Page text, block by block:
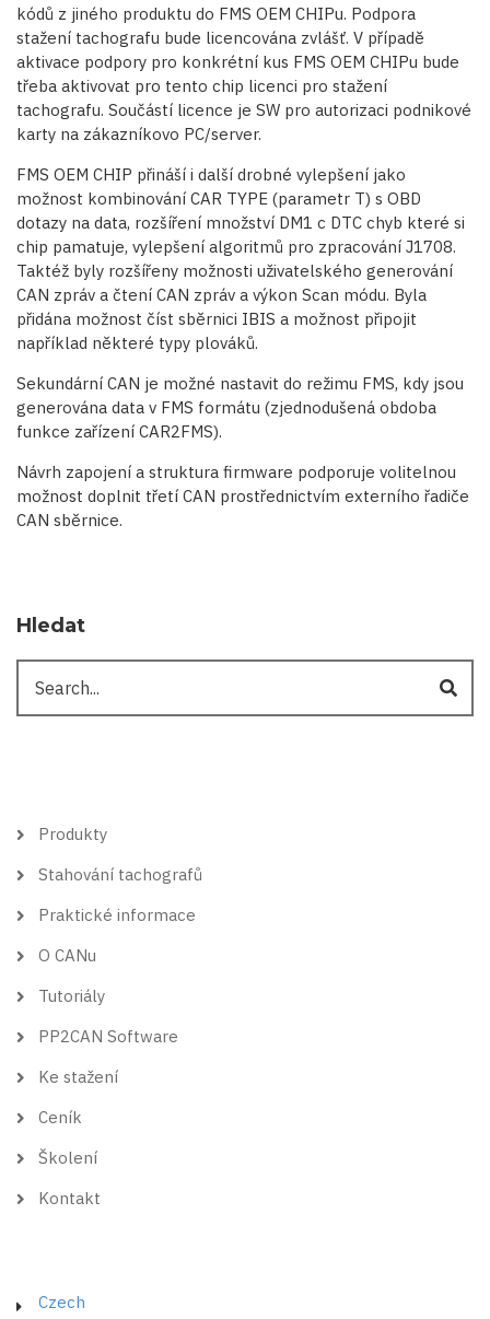
kódů z jiného produktu do FMS OEM CHIPu. Podpora
stažení tachografu bude licencována zvlášť. V případě
aktivace podpory pro konkrétní kus FMS OEM CHIPu bude
třeba aktivovat pro tento chip licenci pro stažení
tachografu. Součástí licence je SW pro autorizaci podnikové
karty na zákazníkovo PC/server.
FMS OEM CHIP přináší i další drobné vylepšení jako
možnost kombinování CAR TYPE (parametr T) s OBD
dotazy na data, rozšíření množství DM1 c DTC chyb které si
chip pamatuje, vylepšení algoritmů pro zpracování J1708.
Taktéž byly rozšířeny možnosti uživatelského generování
CAN zpráv a čtení CAN zpráv a výkon Scan módu. Byla
přidána možnost číst sběrnici IBIS a možnost připojit
například některé typy plováků.
Sekundární CAN je možné nastavit do režimu FMS, kdy jsou
generována data v FMS formátu (zjednodušená obdoba
funkce zařízení CAR2FMS).
Návrh zapojení a struktura firmware podporuje volitelnou
možnost doplnit třetí CAN prostřednictvím externího řadiče
CAN sběrnice.
Hledat
Hlavní
Produkty
Stahování tachografů
Praktické informace
O CANu
Tutoriály
PP2CAN Software
Ke stažení
Ceník
Školení
Kontakt
Czech